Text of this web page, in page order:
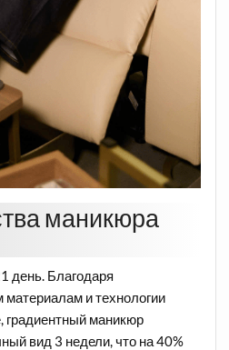
маникюра
день. Благодаря
и технологии
градиентный маникюр
вид 3 недели, что на 40%